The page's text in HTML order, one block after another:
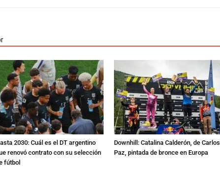
2030: Cuál es el DT argentino
renovó contrato con su selección
fútbol
Downhill: Catalina Calderón, de Carlos
Paz, pintada de bronce en Europa